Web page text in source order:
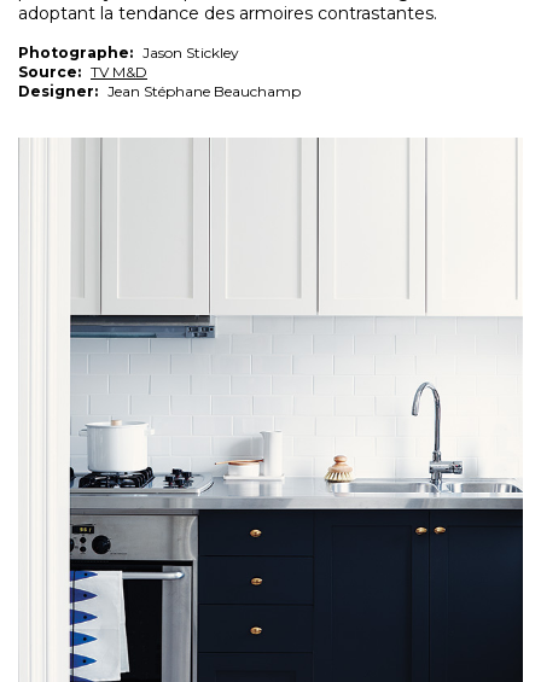
adoptant la tendance des armoires contrastantes.
Photographe: Jason Stickley
Source: TV M&D
Designer: Jean Stéphane Beauchamp